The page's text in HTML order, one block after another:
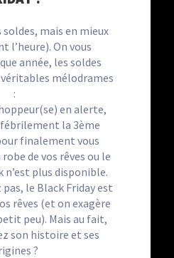
soldes, mais en mieux
l’heure). On vous
année, les soldes
mélodrames
:
en alerte,
la 3ème
finalement vous
de vos rêves ou le
n’est plus disponible.
le Black Friday est
rêves (et on exagère
peu). Mais au fait,
son histoire et ses
?